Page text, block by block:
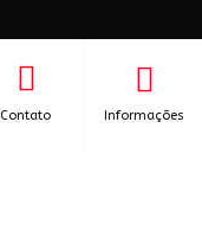
Informações
Contato